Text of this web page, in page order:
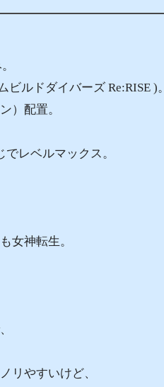
ルドダイバーズ Re:RISE )。
）配置。
レベルマックス。
女神転生。
リやすいけど、